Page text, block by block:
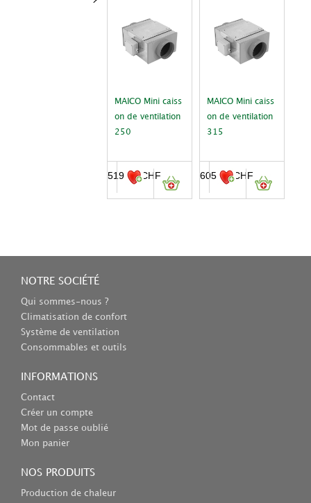
MAICO Mini caiss
on de ventilation
250
519.00CHF
MAICO Mini caiss
on de ventilation
315
605.00CHF
NOTRE SOCIÉTÉ
Qui sommes-nous ?
Climatisation de confort
Système de ventilation
Consommables et outils
INFORMATIONS
Contact
Créer un compte
Mot de passe oublié
Mon panier
NOS PRODUITS
Production de chaleur